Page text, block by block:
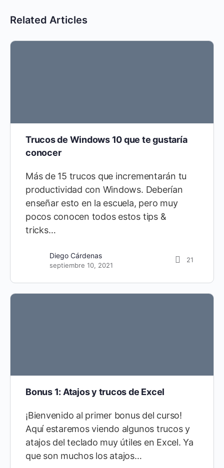
Related Articles
Trucos de Windows 10 que te gustaría
conocer
Más de 15 trucos que incrementarán tu
productividad con Windows. Deberían
enseñar esto en la escuela, pero muy
pocos conocen todos estos tips &
tricks…
Diego Cárdenas
septiembre 10, 2021
21
Bonus 1: Atajos y trucos de Excel
¡Bienvenido al primer bonus del curso!
Aquí estaremos viendo algunos trucos y
atajos del teclado muy útiles en Excel. Ya
que son muchos los atajos…